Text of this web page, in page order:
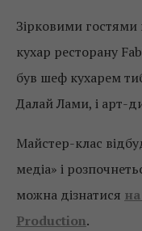
Зірковими
кухар ресторану
був шеф кухарем
Далай Лами, і арт-
Майстер-клас
медіа» і
можна дізнатися
Production.